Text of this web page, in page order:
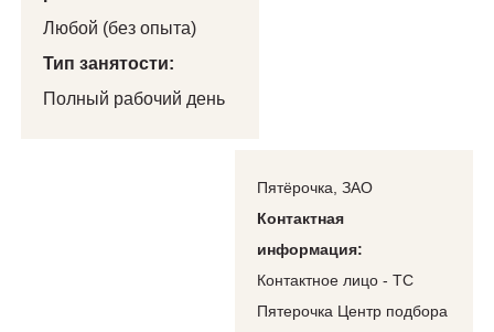
Любой (без опыта)
Тип занятости:
Полный рабочий день
Пятёрочка, ЗАО
Контактная
информация:
Контактное лицо - ТС
Пятерочка Центр подбора